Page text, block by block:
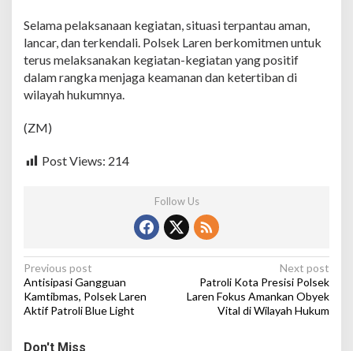
a
Selama pelaksanaan kegiatan, situasi terpantau aman,
lancar, dan terkendali. Polsek Laren berkomitmen untuk
terus melaksanakan kegiatan-kegiatan yang positif
dalam rangka menjaga keamanan dan ketertiban di
wilayah hukumnya.
(ZM)
Post Views: 214
Follow Us
P
o
s
t
Previous post
Antisipasi Gangguan
Kamtibmas, Polsek Laren
Aktif Patroli Blue Light
Next post
Patroli Kota Presisi Polsek
Laren Fokus Amankan Obyek
Vital di Wilayah Hukum
Don't Miss